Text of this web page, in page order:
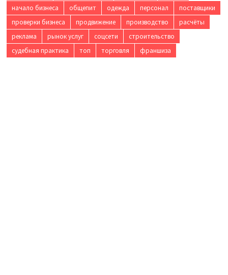
начало бизнеса
общепит одежда персонал
поставщики
проверки бизнеса
продвижение производство
расчёты
реклама
рынок услуг соцсети
строительство
судебная практика
топ торговля франшиза